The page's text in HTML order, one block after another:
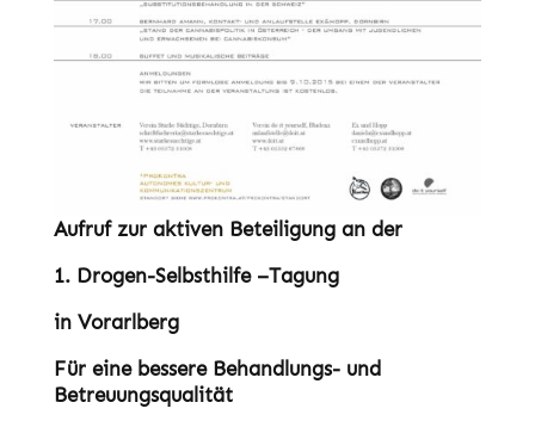
Aufruf zur aktiven Beteiligung an der
1. Drogen-Selbsthilfe –Tagung
in Vorarlberg
Für eine bessere Behandlungs- und
Betreuungsqualität